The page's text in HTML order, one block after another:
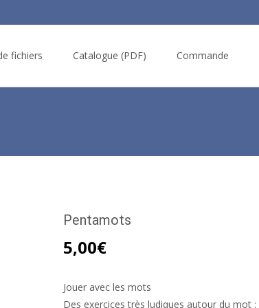
fichiers Catalogue (PDF) Commande
Pentamots
5,00€
Jouer avec les mots
Des exercices très ludiques autour du mot :